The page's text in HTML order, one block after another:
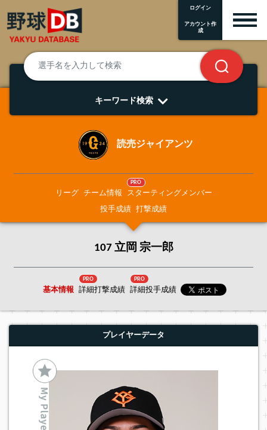
ログイン
アカウント作
成
キーワード検索
読売ジャイアンツ
リーグ チーム情報
PRO
スターティングメンバー
投手成績 打撃成績
107 立岡 宗一郎
基本情報
PRO
詳細打撃成績
PRO
詳細投手成績
プレイヤーデータ